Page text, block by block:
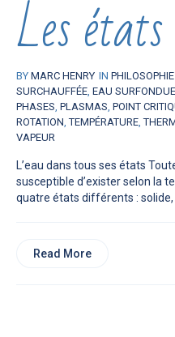
Les
BY MARC HENRY IN PHILOSOPHIE
SURCHAUFFÉE EAU SURFONDUE
PHASES PLASMAS POINT
ROTATION ,TEMPÉRATURE ,
VAPEUR
L’eau dans tous ses états
susceptible d’exister selon la
quatre états différents : solide,
Read More